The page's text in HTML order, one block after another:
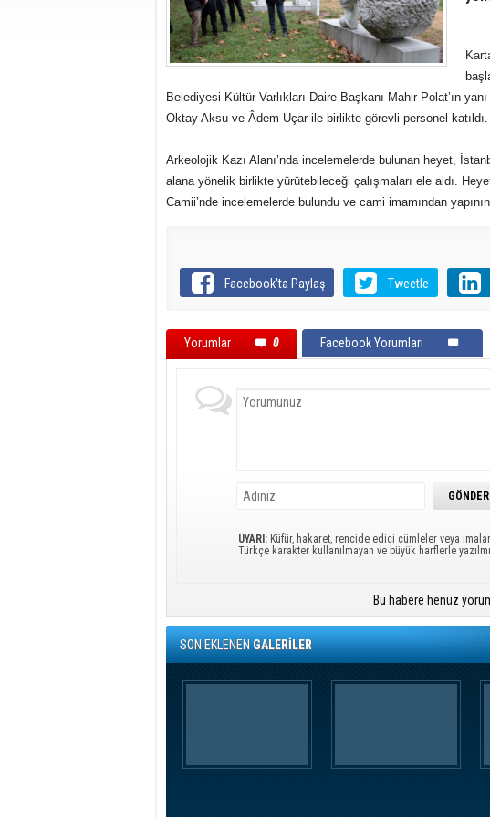
Belediyesi Kültür Varlıkları Daire Başkanı Mahir Polat’ın
Oktay Aksu ve Âdem Uçar ile birlikte görevli personel katıldı.
Arkeolojik Kazı Alanı’nda incelemelerde bulunan heyet,
alana yönelik birlikte yürütebileceği çalışmaları ele aldı.
Camii’nde incelemelerde bulundu ve cami imamından
Facebook'ta Paylaş Tweetle
Yorumlar 0 Facebook Yorumları
UYARI: Küfür, hakaret, rencide edici cümleler veya
Türkçe karakter kullanılmayan ve büyük harflerle
Bu habere henüz
SON EKLENENGALERİLER